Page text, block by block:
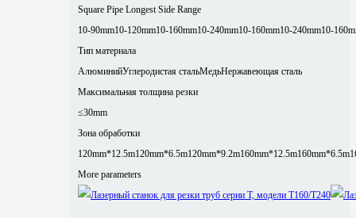
Square Pipe Longest Side Range
10-90mm10-120mm10-160mm10-240mm10-160mm10-240mm10-
Тип материала
АлюминийУглеродистая стальМедьНержавеющая сталь
Максимальная толщина резки
≤30mm
Зона обработки
120mm*12.5m120mm*6.5m120mm*9.2m160mm*12.5m160mm*6.5m
More parameters